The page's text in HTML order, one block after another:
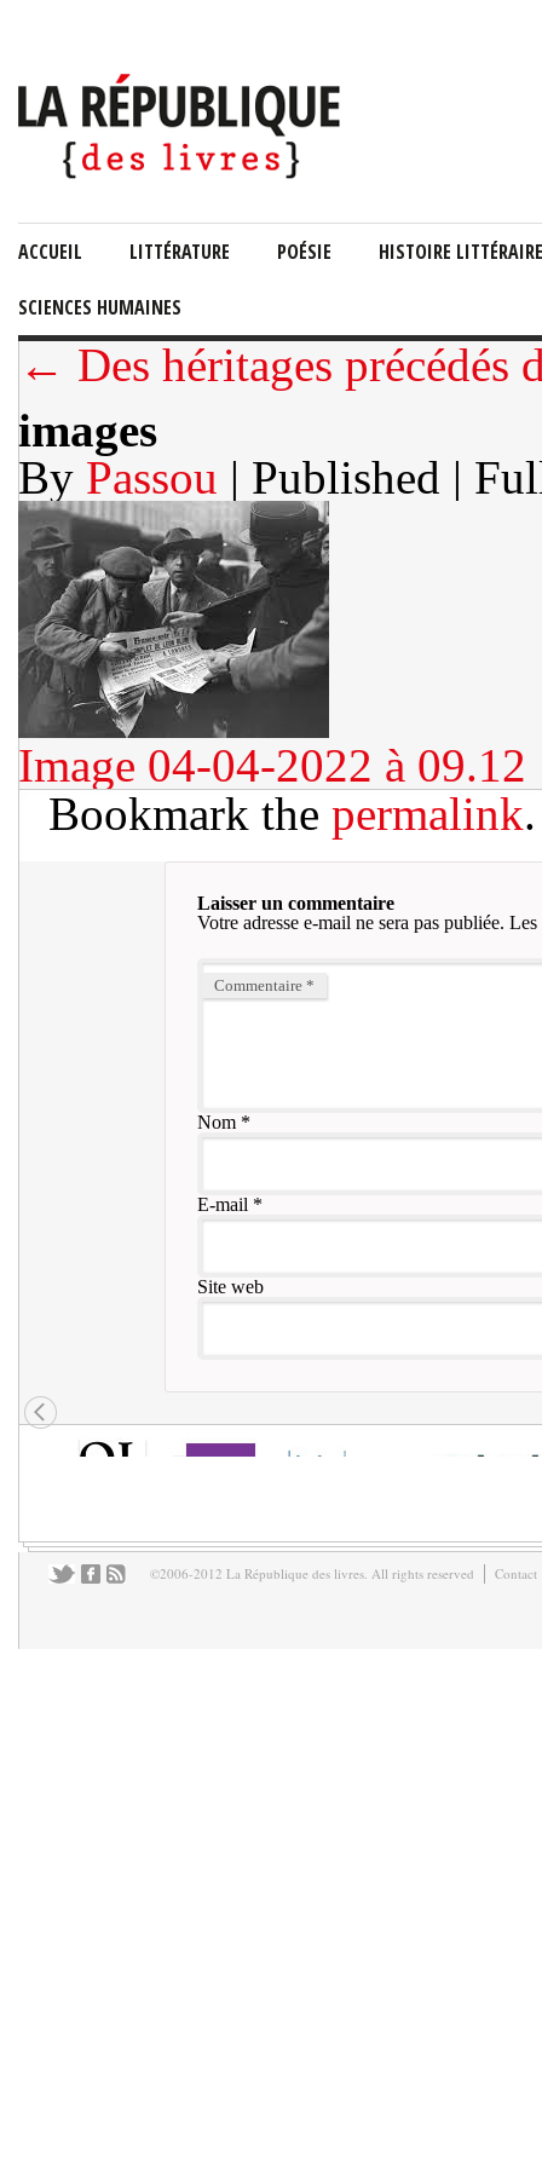
ACCUEIL LITTÉRATURE POÉSIE HISTOIRE LITTÉRAIRE
SCIENCES HUMAINES
← Des héritages précédés
images
By Passou | Published |
Image 04-04-2022 à 09.12
Bookmark the permalink.
Laisser un commentaire
Votre adresse e-mail ne sera pas publiée. Les
Commentaire *
Nom*
E-mail *
Site web
©2006-2012 La République des livres. All rights reserved Contact